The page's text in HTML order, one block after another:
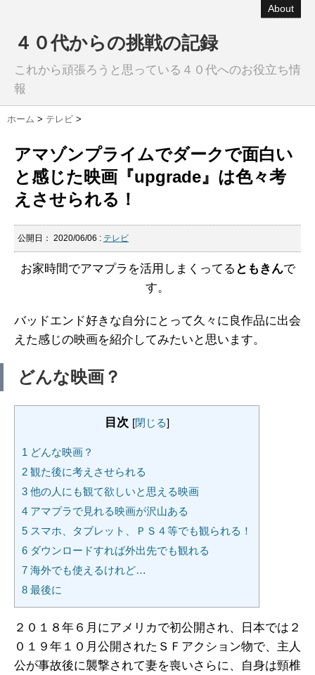
About
４０代からの挑戦の記録
これから頑張ろうと思っている４０代へのお役立ち情
報
ホーム > テレビ >
アマゾンプライムでダークで面白い
と感じた映画『upgrade』は色々考
えさせられる！
公開日： 2020/06/06 : テレビ
お家時間でアマプラを活用しまくってる ともきんで
す。
バッドエンド好きな自分にとって久々に良作品に出会
えた感じの映画を紹介してみたいと思います。
どんな映画？
目次 [閉じる]
1 どんな映画？
2 観た後に考えさせられる
3 他の人にも観て欲しいと思える映画
4 アマプラで見れる映画が沢山ある
5 スマホ、タブレット、ＰＳ４等でも観られる！
6 ダウンロードすれば外出先でも観れる
7 海外でも使えるけれど…
8 最後に
２０１８年６月にアメリカで初公開され、日本では２
０１９年１０月公開されたＳＦアクション物で、主人
公が事故後に襲撃されて妻を喪いさらに、自身は頸椎